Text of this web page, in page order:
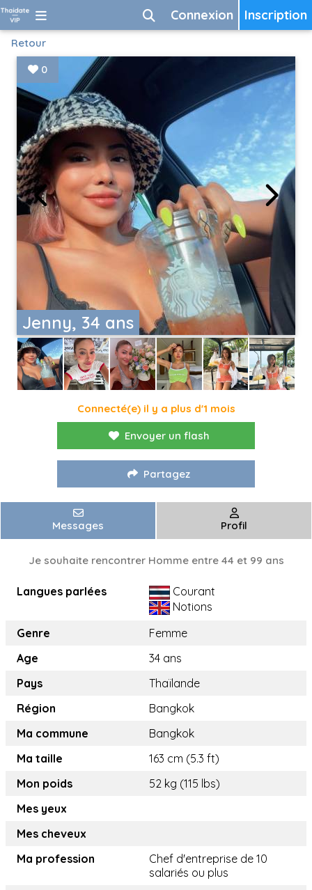
Inscription
Connexion
Retour
Jenny, 34 ans
0
Connecté(e) il y a plus d'1 mois
Envoyer un flash
Partagez
Messages Profil
Je souhaite rencontrer Homme entre 44 et 99 ans
Langues parlées
Courant
Notions
Genre
Femme
Age
34 ans
Pays
Thaïlande
Région
Bangkok
Ma commune
Bangkok
Ma taille
163 cm (5.3 ft)
Mon poids
52 kg (115 lbs)
Mes yeux
Mes cheveux
Ma profession
Chef d'entreprise de 10
salariés ou plus